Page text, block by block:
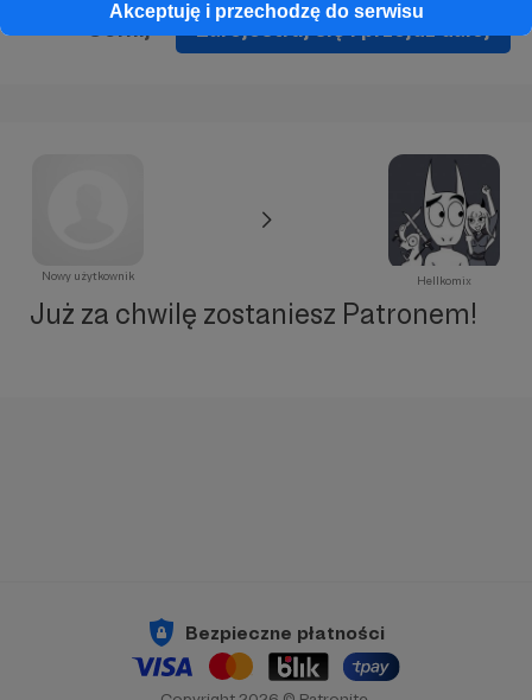
Akceptuję i przechodzę do serwisu
Zarejestruj się i przejdź dalej
Nowy użytkownik Hellkomix
Już za chwilę zostaniesz Patronem!
Bezpieczne płatności